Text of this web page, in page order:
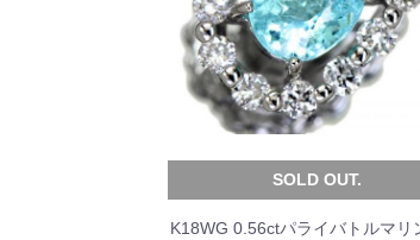
SOLD OUT.
K18WG 0.56ctパライバトルマリ